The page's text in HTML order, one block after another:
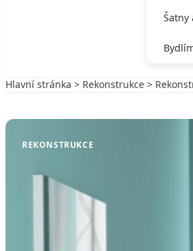
Šatny
Hlavní stránka > Rekonstrukce >
REKONSTRUKCE